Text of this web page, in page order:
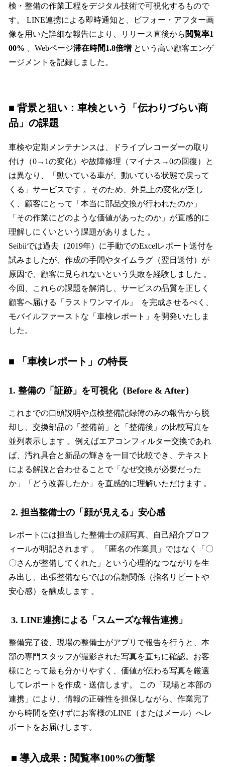
検・整備の作業工程をデジタル技術で可視化するもので
す。 LINE連携による即時通知と、ビフォー・アフター画
像を用いた詳細な報告により、リリース直後から 閲覧率1
00% 、Webページ滞在時間1.8倍増 という高い顧客エンゲ
ージメントを記録しました。
■ 背景と狙い：車検という「伝わりづらい商
品」の課題
車検や定期メンテナンスは、ドライブレコーダーの取り
付け（0→1の変化）や故障修理（マイナス→0の回復）と
は異なり、「動いている車が、動いている状態で戻って
くる」サービスです 。そのため、外見上の変化が乏し
く、顧客にとって「本当に部品交換が行われたのか」
「その作業にどのような価値があったのか」が直感的に
理解しにくいという課題がありました 。
Seibiiでは過去（2019年）に手動でのExcelレポート送付を
試みましたが、作成の手間やタイムラグ（翌日送付）が
原因で、顧客に見られないという失敗を経験しました 。
今回、これらの課題を解消し、サービスの品質を正しく
顧客へ届ける「ラストワンマイル」 を完成させるべく、
モバイルファーストな「車検レポート」を開発いたしま
した。
■ 「車検レポート」の特長
1. 整備の「証跡」を可視化（Before & After）
これまでの口頭説明や点検整備記録簿のみの報告から脱
却し、交換部品の「整備前」と「整備後」の比較写真を
並列表示します 。例えばエアコンフィルター交換であれ
ば、汚れ具合と新品の輝きを一目で比較でき、テキスト
による解説と合わせることで「なぜ交換が必要だった
か」「どう改善したか」を直感的に理解いただけます 。
2. 担当整備士の「顔が見える」安心感
レポートには担当した整備士の顔写真、自己紹介プロフ
ィールが明記されます 。 「匿名の作業員」ではなく「〇
〇さんが整備してくれた」という心理的なつながりを生
み出し、出張整備ならではの信頼関係（指名リピートや
安心感）を醸成します 。
3. LINE連携による「スムーズな報告連携」
整備完了後、現場の整備士がアプリで報告を行うと、本
部の専門スタッフが撮影された写真を直ちに確認。お客
様にとって最も分かりやすく、価値が伝わる写真を厳選
してレポートを作成・送信します。 この「現場と本部の
連携」により、情報の正確性を担保しながら、作業完了
から時間を空けずにお客様のLINE（またはメール）へレ
ポートをお届けします。
■ 導入成果：閲覧率100%の衝撃